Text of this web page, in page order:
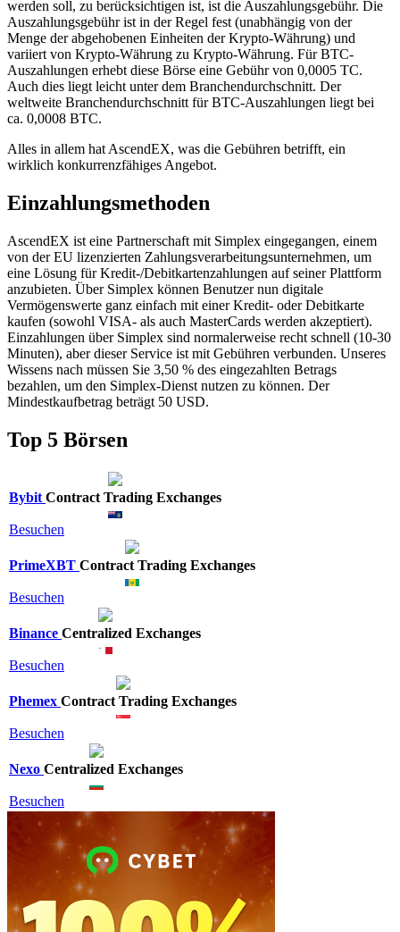
werden soll, zu berücksichtigen ist, ist die Auszahlungsgebühr. Die
Auszahlungsgebühr ist in der Regel fest (unabhängig von der
Menge der abgehobenen Einheiten der Krypto-Währung) und
variiert von Krypto-Währung zu Krypto-Währung. Für BTC-
Auszahlungen erhebt diese Börse eine Gebühr von 0,0005 TC.
Auch dies liegt leicht unter dem Branchendurchschnitt. Der
weltweite Branchendurchschnitt für BTC-Auszahlungen liegt bei
ca. 0,0008 BTC.
Alles in allem hat AscendEX, was die Gebühren betrifft, ein
wirklich konkurrenzfähiges Angebot.
Einzahlungsmethoden
AscendEX ist eine Partnerschaft mit Simplex eingegangen, einem
von der EU lizenzierten Zahlungsverarbeitungsunternehmen, um
eine Lösung für Kredit-/Debitkartenzahlungen auf seiner Plattform
anzubieten. Über Simplex können Benutzer nun digitale
Vermögenswerte ganz einfach mit einer Kredit- oder Debitkarte
kaufen (sowohl VISA- als auch MasterCards werden akzeptiert).
Einzahlungen über Simplex sind normalerweise recht schnell (10-30
Minuten), aber dieser Service ist mit Gebühren verbunden. Unseres
Wissens nach müssen Sie 3,50 % des eingezahlten Betrags
bezahlen, um den Simplex-Dienst nutzen zu können. Der
Mindestkaufbetrag beträgt 50 USD.
Top 5 Börsen
Bybit Contract Trading Exchanges
Besuchen
PrimeXBT Contract Trading Exchanges
Besuchen
Binance Centralized Exchanges
Besuchen
Phemex Contract Trading Exchanges
Besuchen
Nexo Centralized Exchanges
Besuchen